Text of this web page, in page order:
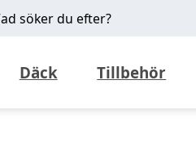
söker du efter?
Däck Tillbehör